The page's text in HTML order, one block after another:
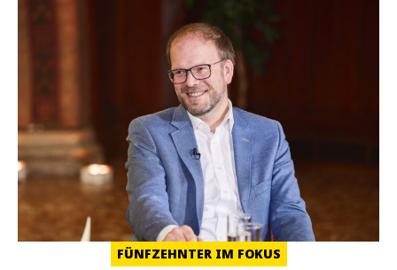
FÜNFZEHNTER IM FOKUS